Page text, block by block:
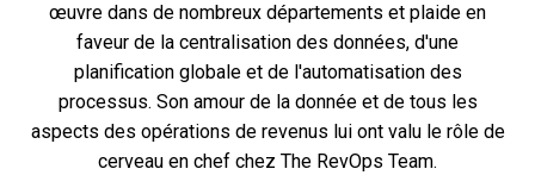
œuvre dans de nombreux départements et plaide en
faveur de la centralisation des données, d'une
planification globale et de l'automatisation des
processus. Son amour de la donnée et de tous les
aspects des opérations de revenus lui ont valu le rôle de
cerveau en chef chez The RevOps Team.